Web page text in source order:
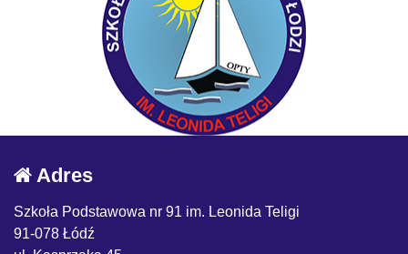
Adres
Szkoła Podstawowa nr 91 im. Leonida Teligi
91-078 Łódź